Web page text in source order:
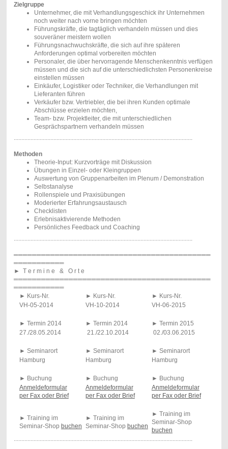
Zielgruppe
Unternehmer, die mit Verhandlungsgeschick ihr Unternehmen
noch weiter nach vorne bringen möchten
Führungskräfte, die tagtäglich verhandeln müssen und dies
souveräner meistern wollen
Führungsnachwuchskräfte, die sich auf ihre späteren
Anforderungen optimal vorbereiten möchten
Personaler, die über hervorragende Menschenkenntnis verfügen
müssen und die sich auf die unterschiedlichsten Personenkreise
einstellen müssen
Einkäufer, Logistiker oder Techniker, die Verhandlungen mit
Lieferanten führen
Verkäufer bzw. Vertriebler, die bei ihren Kunden optimale
Abschlüsse erzielen möchten,
Team- bzw. Projektleiter, die mit unterschiedlichen
Gesprächspartnern verhandeln müssen
.....................................................................................................................
Methoden
Theorie-Input: Kurzvorträge mit Diskussion
Übungen in Einzel- oder Kleingruppen
Auswertung von Gruppenarbeiten im Plenum / Demonstration
Selbstanalyse
Rollenspiele und Praxisübungen
Moderierter Erfahrungsaustausch
Checklisten
Erlebnisaktivierende Methoden
Persönliches Feedback und Coaching
.....................................................................................................................
═══════════════════════════════════════════
═══════════
►
T e r m i n e & O r t e
═══════════════════════════════════════════
═══════════
► Kurs-Nr. ► Kurs-Nr. ► Kurs-Nr.
VH-05-2014
VH-10-2014 VH-06-2015
► Termin 2014 ► Termin 2014 ► Termin 2015
27./28.05.2014
21./22.10.2014 02./03.06.2015
► Seminarort ► Seminarort ► Seminarort
Hamburg
Hamburg Hamburg
► Buchung ► Buchung ► Buchung
Anmeldeformular
per Fax oder Brief
Anmeldeformular
per Fax oder Brief
Anmeldeformular
per Fax oder Brief
► Training im
Seminar-Shop buchen
► Training im
Seminar-Shop buchen
► Training im
Seminar-Shop
buchen
.....................................................................................................................